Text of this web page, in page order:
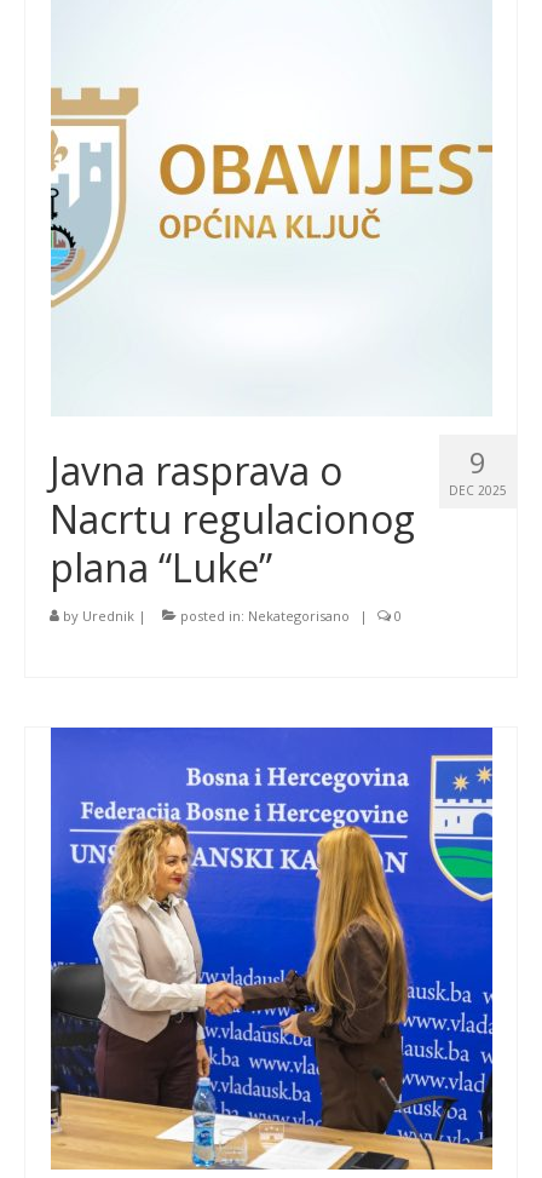
9
DEC 2025
Javna rasprava o
Nacrtu regulacionog
plana “Luke”
by Urednik | posted in: Nekategorisano | 0